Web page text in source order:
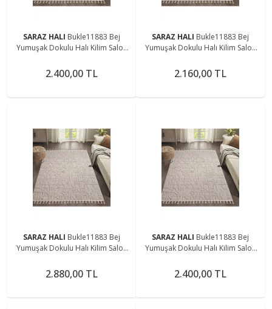
SARAZ HALI Bukle11883 Bej
Yumuşak Dokulu Halı Kilim Salon
Dokuma Makine Halısı
2.400,00 TL
SARAZ HALI Bukle11883 Bej
Yumuşak Dokulu Halı Kilim Salon
Dokuma Makine Halısı
2.160,00 TL
SARAZ HALI Bukle11883 Bej
Yumuşak Dokulu Halı Kilim Salon
Dokuma Makine Halısı
2.880,00 TL
SARAZ HALI Bukle11883 Bej
Yumuşak Dokulu Halı Kilim Salon
Dokuma Makine Halısı
2.400,00 TL